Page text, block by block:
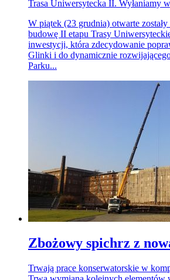
Trasa Uniwersytecka II. Wyłaniamy
W piątek (23 grudnia) otwarte
budowę II etapu Trasy
inwestycji, która zdecydowanie
Glinki i do dynamicznie
Parku...
Zbożowy spichrz z
Trwają prace konserwatorskie w